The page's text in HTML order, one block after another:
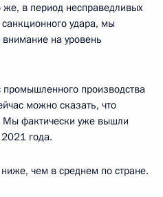
же, в период несправедливых
удара, мы
на уровень
производства
можно сказать, что
Мы фактически уже вышли
года.
чем в среднем по стране.